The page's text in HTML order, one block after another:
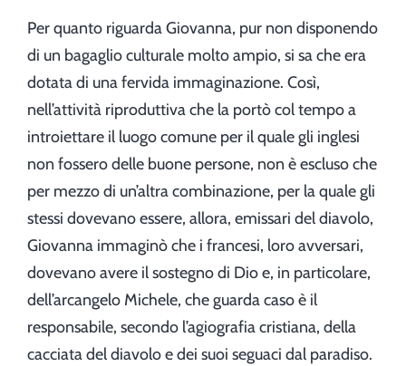
Per quanto riguarda Giovanna, pur non disponendo
di un bagaglio culturale molto ampio, si sa che era
dotata di una fervida immaginazione. Così,
nell’attività riproduttiva che la portò col tempo a
introiettare il luogo comune per il quale gli inglesi
non fossero delle buone persone, non è escluso che
per mezzo di un’altra combinazione, per la quale gli
stessi dovevano essere, allora, emissari del diavolo,
Giovanna immaginò che i francesi, loro avversari,
dovevano avere il sostegno di Dio e, in particolare,
dell’arcangelo Michele, che guarda caso è il
responsabile, secondo l’agiografia cristiana, della
cacciata del diavolo e dei suoi seguaci dal paradiso.